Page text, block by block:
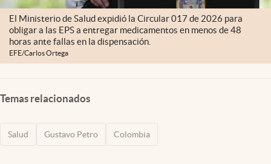
El Ministerio de Salud expidió la Circular 017 de 2026 para
obligar a las EPS a entregar medicamentos en menos de 48
horas ante fallas en la dispensación.
EFE/Carlos Ortega
Temas relacionados
Salud Gustavo Petro Colombia